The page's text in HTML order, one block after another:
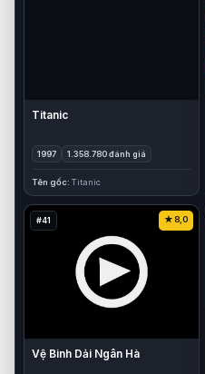
Titanic
1997 1.358.780 đánh giá
Tên gốc Titanic
#41 8,0
Vệ Binh Dải Ngân Hà